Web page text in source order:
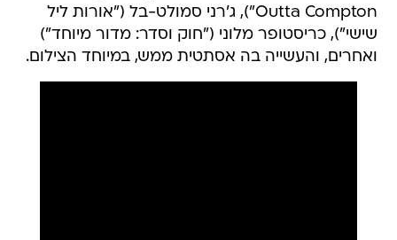
Outta Compton"), ג'רני סמולט-בל ("אורות ליל
שישי"), כריסטופר מלוני ("חוק וסדר: מדור מיוחד")
ואחרים, והעשייה בה אסתטית ממש, במיוחד הצילום.